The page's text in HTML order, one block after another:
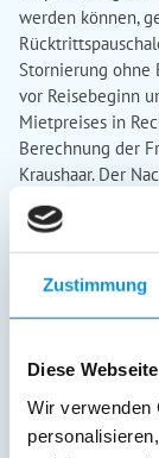
Zustimmung
Diese
Wir verwenden